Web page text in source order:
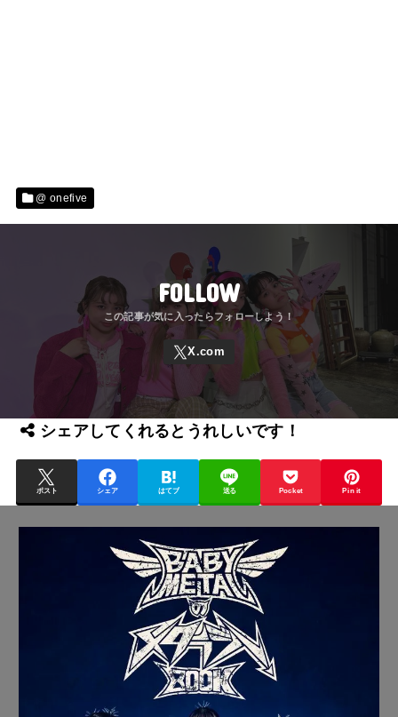
@ onefive
FOLLOW
シェアしてくれるとうれしいです！
ポスト シェア はてブ 送る Pocket Pin it